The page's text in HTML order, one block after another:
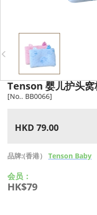
Tenson 婴儿护头
[No.. BB0066]
HKD 79.00
品牌:(香港） Tenson Baby
会员：
HK$79